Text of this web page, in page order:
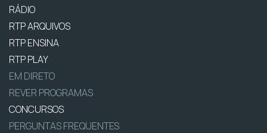
RÁDIO
RTP ARQUIVOS
RTP ENSINA
RTP PLAY
EM DIRETO
REVER PROGRAMAS
CONCURSOS
PERGUNTAS FREQUENTES